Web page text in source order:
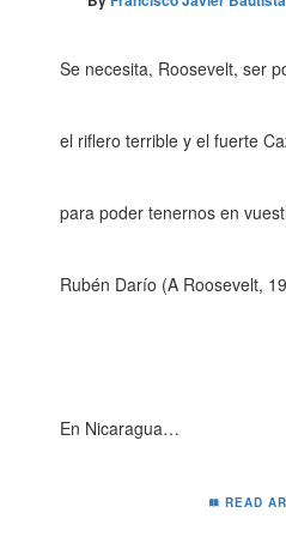
Se necesita, Roosevelt, ser
el riflero terrible y el fuerte
para poder tenernos en
Rubén Darío (A Roosevelt,
En Nicaragua…
READ